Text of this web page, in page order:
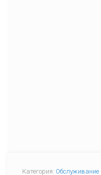
Категория: Обслуживание